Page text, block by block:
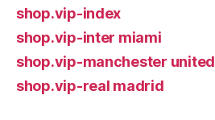
shop.vip-index
shop.vip-inter miami
shop.vip-manchester united
shop.vip-real madrid